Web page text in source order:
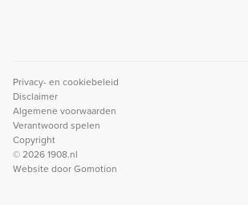
Privacy- en cookiebeleid
Disclaimer
Algemene voorwaarden
Verantwoord spelen
Copyright
© 2026 1908.nl
Website doorGomotion